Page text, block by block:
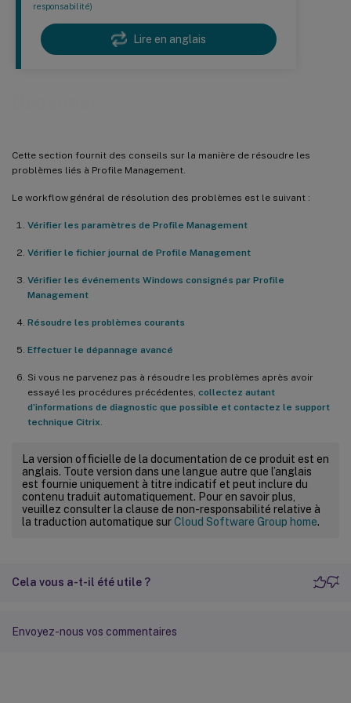
responsabilité)
Lire en anglais
Cette section fournit des conseils sur la manière de résoudre les
problèmes liés à Profile Management.
Le workflow général de résolution des problèmes est le suivant :
Vérifier les paramètres de Profile Management
Vérifier le fichier journal de Profile Management
Vérifier les événements Windows consignés par Profile
Management
Résoudre les problèmes courants
Effectuer le dépannage avancé
Si vous ne parvenez pas à résoudre les problèmes après avoir
essayé les procédures précédentes, collectez autant
d’informations de diagnostic que possible et contactez le support
technique Citrix
La version officielle de la documentation de ce produit est en
anglais. Toute version dans une langue autre que l’anglais
est fournie uniquement à titre indicatif et peut inclure du
contenu traduit automatiquement. Pour en savoir plus,
veuillez consulter la clause de non-responsabilité relative à
la traduction automatique surCloud Software Group home.
Cela vous a-t-il été utile ?
Envoyez-nous vos commentaires